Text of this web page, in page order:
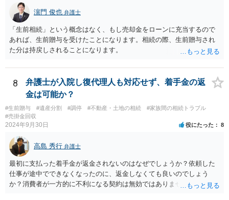
相続財産とは別枠で、遺留分対策にも有効と思われます。 ③負担付死
因贈与 「介護・見守り等を条件に、死亡時に財産を渡す」契約。条件
不履行なら無効にでき、老後の安心を担保できます。 ④ 寄附予約＋解
除条件 慈善団体への寄附を予約しつつ、資金不足時は解除できる条項
を設定。 などがあり得るかと思われます。
濵門 俊也 弁護士
「生前相続」という概念はなく、もし売却金をローンに充当するので
あれば、生前贈与を受けたことになります。相続の際、生前贈与され
た分は持戻しされることになります。
8
弁護士が入院し復代理人も対応せず、着手金の返
金は可能か？
#生前贈与 #遺産分割 #調停 #不動産・土地の相続
#家族間の相続トラブル
#売掛金回収
2024年9月30日 役にたった 8
高島 秀行 弁護士
最初に支払った着手金が返金されないのはなぜでしょうか？依頼した
仕事が途中でできなくなったのに、返金しなくても良いのでしょう
か？消費者が一方的に不利になる契約は無効ではありませんか？